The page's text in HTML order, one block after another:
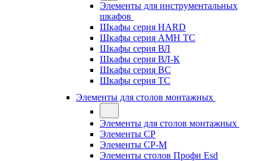
Элементы для инструментальных
шкафов
Шкафы серия HARD
Шкафы серия АМН ТС
Шкафы серия ВЛ
Шкафы серия ВЛ-К
Шкафы серия ВС
Шкафы серия ТС
Элементы для столов монтажных
Элементы для столов монтажных
Элементы СР
Элементы СР-М
Элементы столов Профи Esd